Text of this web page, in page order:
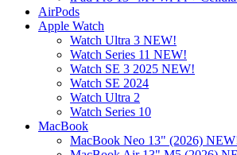
AirPods
Apple Watch
Watch Ultra 3 NEW!
Watch Series 11 NEW!
Watch SE 3 2025 NEW!
Watch SE 2024
Watch Ultra 2
Watch Series 10
MacBook
MacBook Neo 13" (2026)